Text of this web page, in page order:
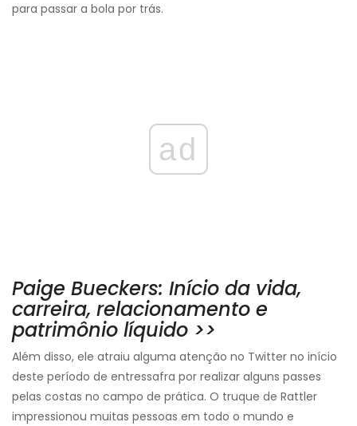
para passar a bola por trás.
ad
Paige Bueckers: Início da vida,
carreira, relacionamento e
patrimônio líquido >>
Além disso, ele atraiu alguma atenção no Twitter no início
deste período de entressafra por realizar alguns passes
pelas costas no campo de prática. O truque de Rattler
impressionou muitas pessoas em todo o mundo e